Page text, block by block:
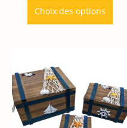
Choix des options